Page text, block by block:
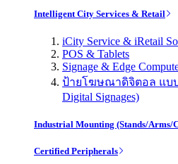
Intelligent City Services & Retail
iCity Service & iRetail
POS & Tablets
Signage & Edge
ป้ายโฆษณาดิจิตอล แบบ
Digital Signages)
Industrial Mounting (Stands/Arms/
Certified Peripherals